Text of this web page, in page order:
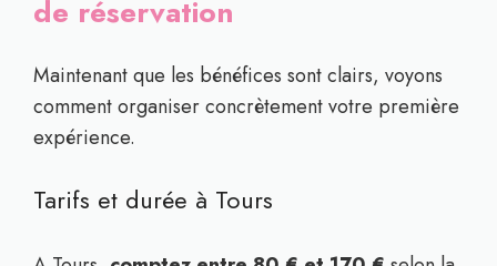
de réservation
Maintenant que les bénéfices sont clairs, voyons
comment organiser concrètement votre première
expérience.
Tarifs et durée à Tours